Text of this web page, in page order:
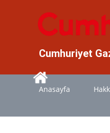
Cumhuriyet
Anasayfa